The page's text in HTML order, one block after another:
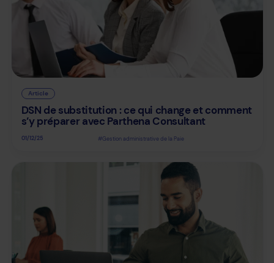
Article
DSN de substitution : ce qui change et comment
s’y préparer avec Parthena Consultant
01/12/25 #Gestion administrative de la Paie